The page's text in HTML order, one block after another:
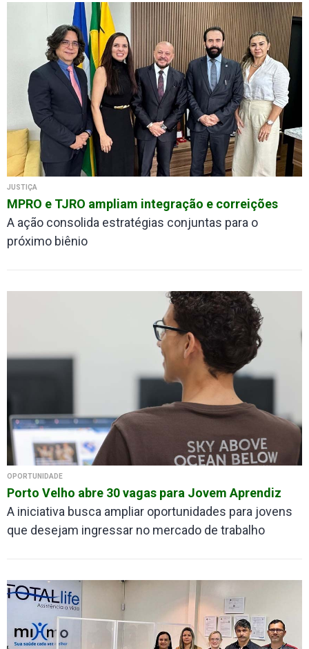
JUSTIÇA
MPRO e TJRO ampliam integração e correições
A ação consolida estratégias conjuntas para o
próximo biênio
OPORTUNIDADE
Porto Velho abre 30 vagas para Jovem Aprendiz
A iniciativa busca ampliar oportunidades para jovens
que desejam ingressar no mercado de trabalho